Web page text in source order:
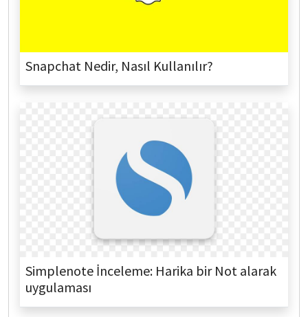
Snapchat Nedir, Nasıl Kullanılır?
Simplenote İnceleme: Harika bir Not alarak
uygulaması